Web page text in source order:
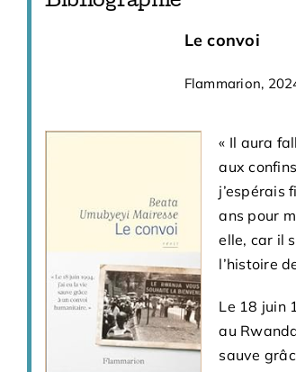
Le convoi
Flammarion,
« Il aura
aux
j’espérais
ans pour
elle, car il
l’histoire
Le 18 juin
au
sauve
Le choc
Gallimard, 2024
Le
majeur :
tutsi et
C’est le
du présent
entendent
création.
de
Car ce